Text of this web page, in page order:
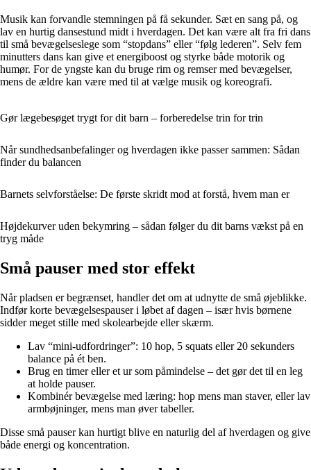
Musik kan forvandle stemningen på få sekunder. Sæt en sang på, og
lav en hurtig dansestund midt i hverdagen. Det kan være alt fra fri dans
til små bevægelseslege som “stopdans” eller “følg lederen”. Selv fem
minutters dans kan give et energiboost og styrke både motorik og
humør. For de yngste kan du bruge rim og remser med bevægelser,
mens de ældre kan være med til at vælge musik og koreografi.
Gør lægebesøget trygt for dit barn – forberedelse trin for trin
Når sundhedsanbefalinger og hverdagen ikke passer sammen: Sådan
finder du balancen
Barnets selvforståelse: De første skridt mod at forstå, hvem man er
Højdekurver uden bekymring – sådan følger du dit barns vækst på en
tryg måde
Små pauser med stor effekt
Når pladsen er begrænset, handler det om at udnytte de små øjeblikke.
Indfør korte bevægelsespauser i løbet af dagen – især hvis børnene
sidder meget stille med skolearbejde eller skærm.
Lav “mini-udfordringer”: 10 hop, 5 squats eller 20 sekunders
balance på ét ben.
Brug en timer eller et ur som påmindelse – det gør det til en leg
at holde pauser.
Kombinér bevægelse med læring: hop mens man staver, eller lav
armbøjninger, mens man øver tabeller.
Disse små pauser kan hurtigt blive en naturlig del af hverdagen og give
både energi og koncentration.